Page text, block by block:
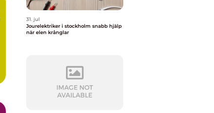
31. jul
Jourelektriker i stockholm snabb hjälp
när elen krånglar